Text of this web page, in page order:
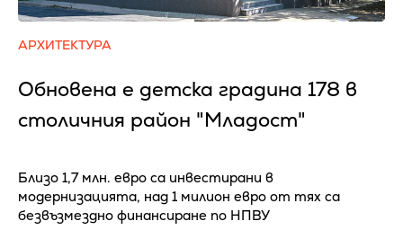
АРХИТЕКТУРА
Обновена е детска градина 178 в
столичния район "Младост"
Близо 1,7 млн. евро са инвестирани в
модернизацията, над 1 милион евро от тях са
безвъзмездно финансиране по НПВУ